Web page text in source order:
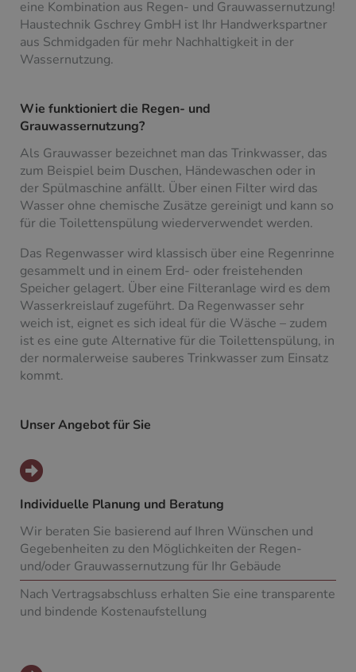
eine Kombination aus Regen- und Grauwassernutzung!
Haustechnik Gschrey GmbH ist Ihr Handwerkspartner
aus Schmidgaden für mehr Nachhaltigkeit in der
Wassernutzung.
Wie funktioniert die Regen- und
Grauwassernutzung?
Als Grauwasser bezeichnet man das Trinkwasser, das
zum Beispiel beim Duschen, Händewaschen oder in
der Spülmaschine anfällt. Über einen Filter wird das
Wasser ohne chemische Zusätze gereinigt und kann so
für die Toilettenspülung wiederverwendet werden.
Das Regenwasser wird klassisch über eine Regenrinne
gesammelt und in einem Erd- oder freistehenden
Speicher gelagert. Über eine Filteranlage wird es dem
Wasserkreislauf zugeführt. Da Regenwasser sehr
weich ist, eignet es sich ideal für die Wäsche – zudem
ist es eine gute Alternative für die Toilettenspülung, in
der normalerweise sauberes Trinkwasser zum Einsatz
kommt.
Unser Angebot für Sie
Individuelle Planung und Beratung
Wir beraten Sie basierend auf Ihren Wünschen und
Gegebenheiten zu den Möglichkeiten der Regen-
und/oder Grauwassernutzung für Ihr Gebäude
Nach Vertragsabschluss erhalten Sie eine transparente
und bindende Kostenaufstellung